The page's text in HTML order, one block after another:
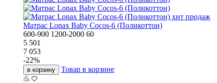
хит продаж
Матрас Lonax Baby Cocos-6 (Поликоттон)
600-900 1200-2000 60
5 501
7 053
-22%
в корзину Товар в корзине